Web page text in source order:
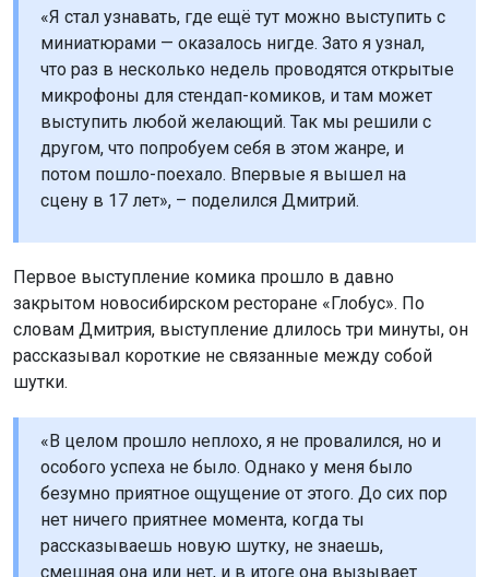
«Я стал узнавать, где ещё тут можно выступить с
миниатюрами — оказалось нигде. Зато я узнал,
что раз в несколько недель проводятся открытые
микрофоны для стендап-комиков, и там может
выступить любой желающий. Так мы решили с
другом, что попробуем себя в этом жанре, и
потом пошло-поехало. Впервые я вышел на
сцену в 17 лет», – поделился Дмитрий.
Первое выступление комика прошло в давно
закрытом новосибирском ресторане «Глобус». По
словам Дмитрия, выступление длилось три минуты, он
рассказывал короткие не связанные между собой
шутки.
«В целом прошло неплохо, я не провалился, но и
особого успеха не было. Однако у меня было
безумно приятное ощущение от этого. До сих пор
нет ничего приятнее момента, когда ты
рассказываешь новую шутку, не знаешь,
смешная она или нет, и в итоге она вызывает